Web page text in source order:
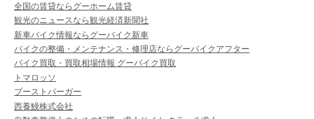
全国の賃貸ならグーホーム賃貸
観光のニュースなら観光経済新聞社
新車バイク情報ならグーバイク新車
バイクの整備・メンテナンス・修理店ならグーバイクアフター
バイク買取・買取相場情報 グーバイク買取
トマロッソ
ブーストバーガー
西養鰻株式会社